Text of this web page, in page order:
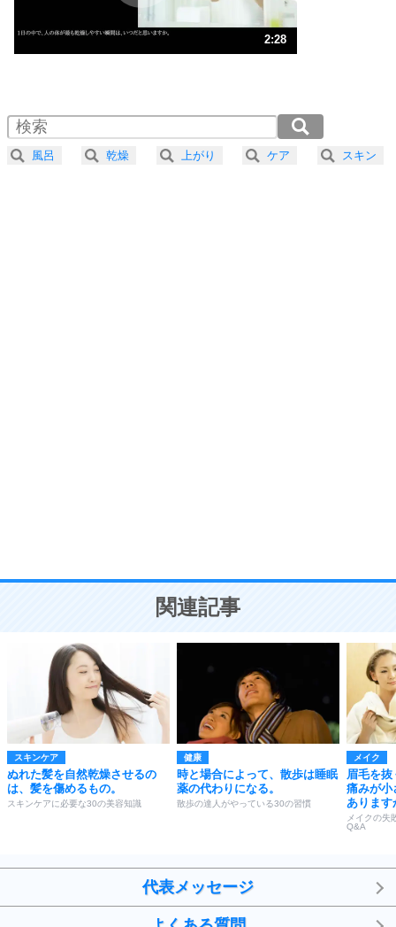
ストレス対策
人生、なんとかなるもの。
気楽に生きる30の方法
4 器の大きい人は、怒りを優しさで表現する。
プラス思考
ことが大切。
2:28
2.0倍速 （291KB 1分14秒）
2.5倍速 （233KB 59秒）
3.0倍速 （194KB 49秒）
風呂 乾燥 上がり ケア スキン
関連記事
スキンケア
ぬれた髪を自然乾燥させるの
は、髪を傷めるもの。
スキンケアに必要な30の美容知識
健康
時と場合によって、散歩は睡眠
薬の代わりになる。
散歩の達人がやっている30の習慣
メイク
眉毛を
痛みが小
あります
メイクの失
Q&A
代表メッセージ